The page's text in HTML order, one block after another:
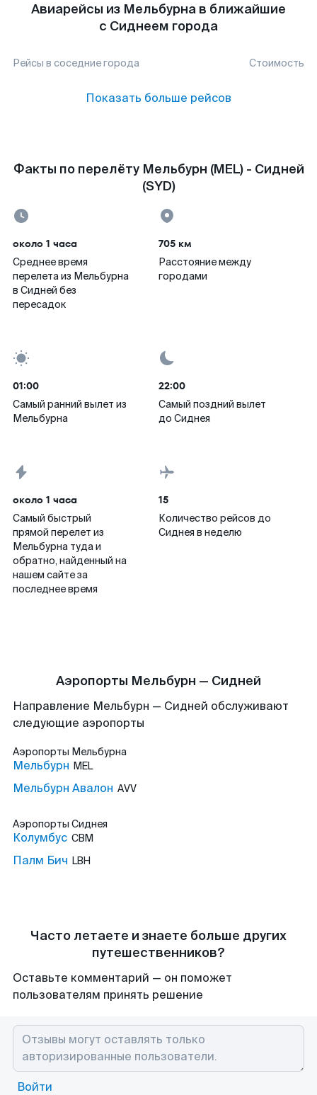
Авиарейсы из Мельбурна в ближайшие
с Сиднеем города
Рейсы в соседние города Стоимость
Показать больше рейсов
Факты по перелёту Мельбурн (MEL) - Сидней
(SYD)
около 1 часа
Среднее время
перелета из Мельбурна
в Сидней без
пересадок
705 км
Расстояние между
городами
01:00
Самый ранний вылет из
Мельбурна
22:00
Самый поздний вылет
до Сиднея
около 1 часа
Самый быстрый
прямой перелет из
Мельбурна туда и
обратно, найденный на
нашем сайте за
последнее время
15
Количество рейсов до
Сиднея в неделю
Аэропорты Мельбурн — Сидней
Направление Мельбурн — Сидней обслуживают
следующие аэропорты
Аэропорты Мельбурна
Мельбурн MEL
Мельбурн Авалон AVV
Аэропорты Сиднея
Колумбус CBM
Палм Бич LBH
Часто летаете и знаете больше других
путешественников?
Оставьте комментарий — он поможет
пользователям принять решение
Войти